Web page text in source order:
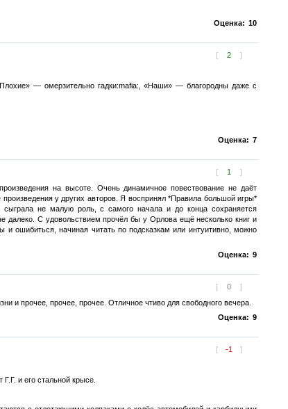
Оценка: 10
[ 2 ]
— омерзительно гадки:mafia:, «Наши» — благородны даже с
Оценка: 7
[ 1 ]
на высоте. Очень динамичное повествование не даёт
у других авторов. Я воспринял *Правила большой игры*
не малую роль, с самого начала и до конца сохраняется
далеко. С удовольствием прочёл бы у Орлова ещё несколько книг и
ошибиться, начиная читать по подсказкам или интуитивно, можно
Оценка: 9
[ 0 ]
и прочее, прочее, прочее. Отличное чтиво для свободного вечера.
Оценка: 9
[ -1 ]
и его стальной крысе.